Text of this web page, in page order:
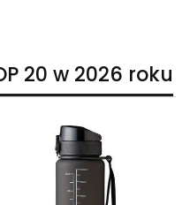
20 w 2026 roku